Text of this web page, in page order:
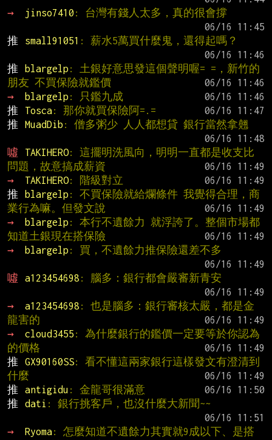
→
jinso7410 : 台灣有錢人太多，真的很會撐
推
small91051 : 薪水5萬買什麼鬼，還得起嗎？
推
blargelp : 土銀好意思發這個聲明喔= =，新竹的
朋友 不買保險就鑑價
→
blargelp : 只鑑九成
推
Tosca: 那你就買保險阿=.=
推
MuadDib : 僧多粥少 人人都想貸 銀行當然拿翹
噓
TAKIHERO: 這擺明洗風向，明明一直都是收支比
問題，故意搞成薪資
→
TAKIHERO: 階級對立
推
blargelp : 不買保險就給爛條件 我覺得合理，商
業行為嘛。但發文說
→
blargelp : 本行不遺餘力 就浮誇了。整個市場都
知道土銀現在搭保險
→
blargelp : 買，不遺餘力推保險還差不多
噓
a123454698 : 腦多：銀行都會嚴審新青安
→
a123454698 : 也是腦多：銀行審核太嚴，都是金
龍害的
→
cloud3455 : 為什麼銀行的鑑價一定要等於你認為
的價格
推
GX90160SS: 看不懂這兩家銀行這樣發文有澄清到
什麼
推
antigidu : 金龍哥很滿意
推
dati : 銀行挑客戶，也沒什麼大新聞~~
→
Ryoma: 怎麼知道不遺餘力其實就9成以下、是搭